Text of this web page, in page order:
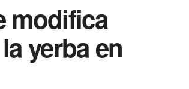
modifica
yerba en